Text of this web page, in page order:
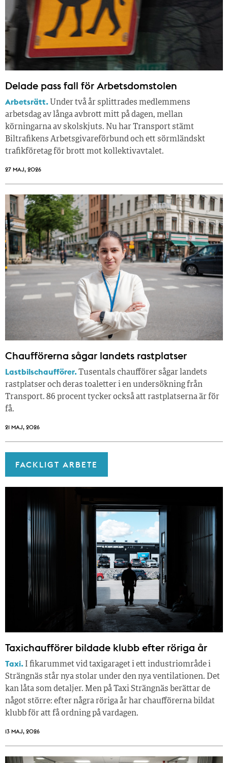
Delade pass fall för Arbetsdomstolen
Arbetsrätt. Under två år splittrades medlemmens
arbetsdag av långa avbrott mitt på dagen, mellan
körningarna av skolskjuts. Nu har Transport stämt
Biltrafikens Arbetsgivareförbund och ett sörmländskt
trafikföretag för brott mot kollektivavtalet.
27 MAJ, 2026
Chaufförerna sågar landets rastplatser
Lastbilschaufförer.Tusentals chaufförer sågar landets
rastplatser och deras toaletter i en undersökning från
Transport. 86 procent tycker också att rastplatserna är för
få.
21 MAJ, 2026
FACKLIGT ARBETE
Taxichaufförer bildade klubb efter röriga år
Taxi. I fikarummet vid taxigaraget i ett industriområde i
Strängnäs står nya stolar under den nya ventilationen. Det
kan låta som detaljer. Men på Taxi Strängnäs berättar de
något större: efter några röriga år har chaufförerna bildat
klubb för att få ordning på vardagen.
13 MAJ, 2026